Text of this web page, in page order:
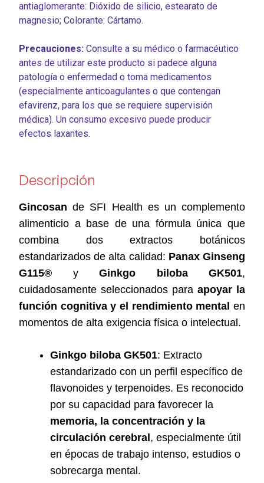
antiaglomerante: Dióxido de silicio, estearato de
magnesio; Colorante: Cártamo.
Precauciones: Consulte a su médico o farmacéutico
antes de utilizar este producto si padece alguna
patología o enfermedad o toma medicamentos
(especialmente anticoagulantes o que contengan
efavirenz, para los que se requiere supervisión
médica). Un consumo excesivo puede producir
efectos laxantes.
Descripción
Gincosan de SFI Health es un complemento
alimenticio a base de una fórmula única que
combina dos extractos botánicos
estandarizados de alta calidad: Panax Ginseng
G115® y Ginkgo biloba GK501,
cuidadosamente seleccionados para apoyar la
función cognitiva y el rendimiento mental en
momentos de alta exigencia física o intelectual.
Ginkgo biloba GK501: Extracto
estandarizado con un perfil específico de
flavonoides y terpenoides. Es reconocido
por su capacidad para favorecer la
memoria, la concentración y la
circulación cerebral, especialmente útil
en épocas de trabajo intenso, estudios o
sobrecarga mental.